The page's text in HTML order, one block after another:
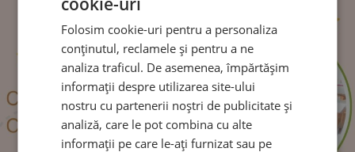
10 beneficii ale grădiniței Montessori
pentru dezvoltarea timpurie a copilului
Creșterea independenței, încurajarea dragostei pentru
învățare, curiozitatea și dezvoltarea abilităților practice
Folosim cookie-uri pentru a personaliza
conținutul, reclamele și pentru a ne
analiza traficul. De asemenea, împărtășim
informații despre utilizarea site-ului
nostru cu partenerii noștri de publicitate și
analiză, care le pot combina cu alte
informații pe care le-ați furnizat sau pe